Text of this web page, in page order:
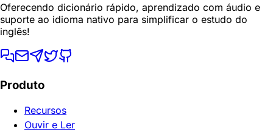
Oferecendo dicionário rápido, aprendizado com áudio e
suporte ao idioma nativo para simplificar o estudo do
inglês!
Produto
Recursos
Ouvir e Ler